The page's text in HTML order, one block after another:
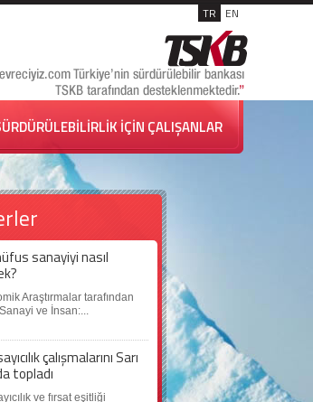
TR EN
İÇİN ÇALIŞANLAR
sanayiyi nasıl
Araştırmalar tarafından
ve İnsan:...
çalışmalarını Sarı
topladı
ve fırsat eşitliği